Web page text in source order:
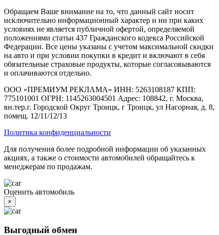
Обращаем Ваше внимание на то, что данный сайт носит
исключительно информационный характер и ни при каких
условиях не является публичной офертой, определяемой
положениями статьи 437 Гражданского кодекса Российской
Федерации. Все цены указаны с учетом максимальной скидки
на авто и при условии покупки в кредит и включают в себя
обязательные страховые продукты, которые согласовываются
и оплачиваются отдельно.
ООО «ПРЕМИУМ РЕКЛАМА» ИНН: 5263108187 КПП:
775101001 ОГРН: 1145263004501 Адрес: 108842, г. Москва,
вн.тер.г. Городской Округ Троицк, г Троицк, ул Нагорная, д. 8,
помещ. 12/11/12/13
Политика конфиденциальности
Для получения более подробной информации об указанных
акциях, а также о стоимости автомобилей обращайтесь к
менеджерам по продажам.
Оценить автомобиль
×
Выгодный обмен